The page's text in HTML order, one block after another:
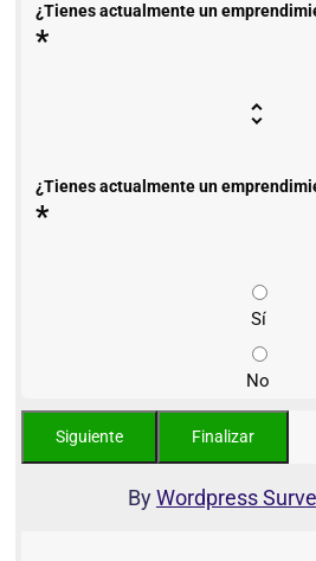
¿Tienes actualmente un
*
¿Tienes actualmente un
*
Sí
No
ByWordpress